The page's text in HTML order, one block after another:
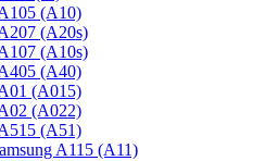
(A10)
(A20s)
(A10s)
(A40)
(A015)
(A022)
(A51)
A115 (A11)